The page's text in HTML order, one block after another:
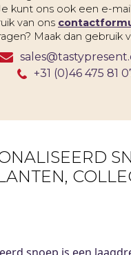
kunt ons ook een e-
van ons
Maak dan gebruik
+31 (0)46 475 81
snoep is een